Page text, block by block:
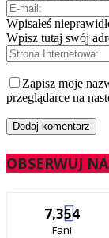
Wpisałeś
Wpisz tutaj swój
Zapisz moje
przeglądarce na
OBSERWUJ
7,354
Fani